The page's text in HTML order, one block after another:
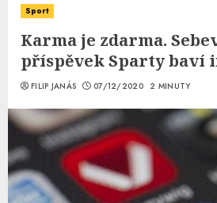
Sport
Karma je zdarma.
příspěvek Sparty baví
FILIP JANÁS 07/12/2020 2 MINUTY